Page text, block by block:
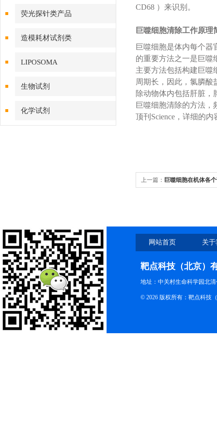
荧光探针类产品
造模耗材试剂类
LIPOSOMA
生物试剂
化学试剂
CD68 ）来识别。
巨噬细胞清除工作原理
巨噬细胞是体内每个
的重要方法之一是巨噬
主要方法包括构建巨噬
周期长，因此，氯膦酸
除动物体内包括肝脏，
巨噬细胞清除的方法，
顶刊Science，详细的
上一篇： 巨噬细胞在机体各
网站首页 关
靶点科技（北京）
地址：中关村生命科学园北
© 2026 版权所有：靶点科技